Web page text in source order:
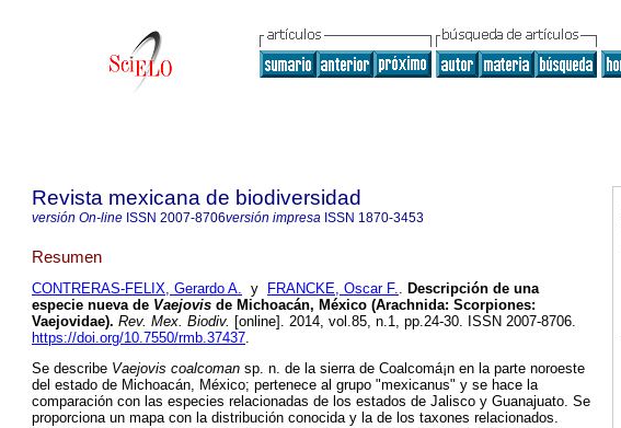
Revista mexicana de biodiversidad
versión On-line ISSN 2007-8706versión impresa ISSN 1870-3453
Resumen
CONTRERAS-FELIX, Gerardo A. y FRANCKE, Oscar F.. Descripción de una
especie nueva de Vaejovis de Michoacán, México (Arachnida: Scorpiones:
Vaejovidae). Rev. Mex. Biodiv. [online]. 2014, vol.85, n.1, pp.24-30. ISSN 2007-8706.
https://doi.org/10.7550/rmb.37437.
Se describe Vaejovis coalcoman sp. n. de la sierra de Coalcomá¡n en la parte noroeste
del estado de Michoacán, México; pertenece al grupo "mexicanus" y se hace la
comparación con las especies relacionadas de los estados de Jalisco y Guanajuato. Se
proporciona un mapa con la distribución conocida y la de los taxones relacionados.